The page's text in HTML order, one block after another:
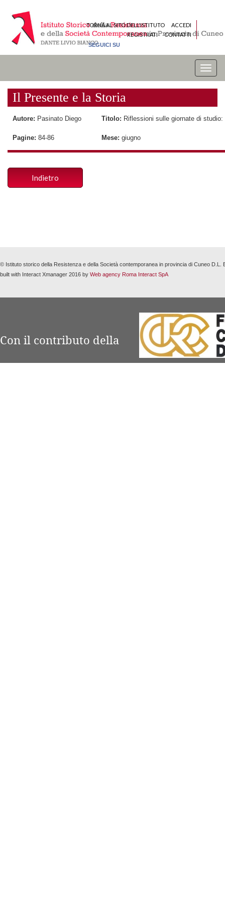
TORNA AL SITO DELL'ISTITUTO
ACCEDI
REGISTRATI
CONTATTI
SEGUICI SU
Toggle
Il Presente e la Storia
Autore: Pasinato Diego Titolo: Riflessioni sulle giornate di
Pagine: 84-86 Mese: giugno
Indietro
© Istituto storico della Resistenza e della Società contemporanea in provincia di Cuneo D.L.
built with Interact Xmanager 2016 by Web agency Roma Interact SpA
Con il contributo della